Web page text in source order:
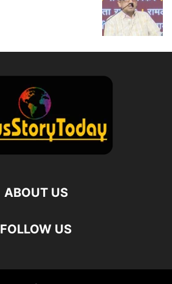
ABOUT US
FOLLOW US